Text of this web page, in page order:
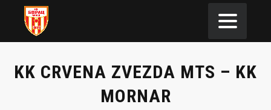
KK CRVENA ZVEZDA MTS – KK
MORNAR